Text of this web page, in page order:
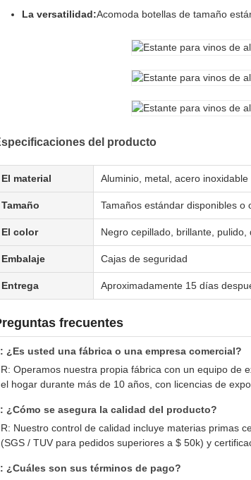
La versatilidad:Acomoda botellas de tamaño
del producto
El material Aluminio, metal, acero inoxidable
Tamaño Tamaños estándar disponibles o
El color Negro cepillado, brillante,
Embalaje Cajas de seguridad
Entrega Aproximadamente 15 días
frecuentes
¿Es usted una fábrica o una empresa comercial?
R: Operamos nuestra propia fábrica con un equipo de
el hogar durante más de 10 años, con licencias de
¿Cómo se asegura la calidad del producto?
R: Nuestro control de calidad incluye materias primas
(SGS / TUV para pedidos superiores a $ 50k) y
¿Cuáles son sus términos de pago?